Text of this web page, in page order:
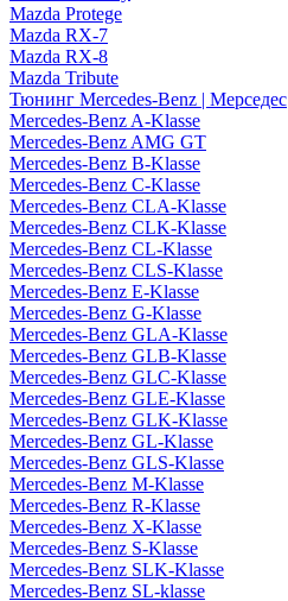
Mazda Protege
Mazda RX-7
Mazda RX-8
Mazda Tribute
Тюнинг Mercedes-Benz | Мерседес
Mercedes-Benz A-Klasse
Mercedes-Benz AMG GT
Mercedes-Benz B-Klasse
Mercedes-Benz C-Klasse
Mercedes-Benz CLA-Klasse
Mercedes-Benz CLK-Klasse
Mercedes-Benz CL-Klasse
Mercedes-Benz CLS-Klasse
Mercedes-Benz E-Klasse
Mercedes-Benz G-Klasse
Mercedes-Benz GLA-Klasse
Mercedes-Benz GLB-Klasse
Mercedes-Benz GLC-Klasse
Mercedes-Benz GLE-Klasse
Mercedes-Benz GLK-Klasse
Mercedes-Benz GL-Klasse
Mercedes-Benz GLS-Klasse
Mercedes-Benz M-Klasse
Mercedes-Benz R-Klasse
Mercedes-Benz X-Klasse
Mercedes-Benz S-Klasse
Mercedes-Benz SLK-Klasse
Mercedes-Benz SL-klasse